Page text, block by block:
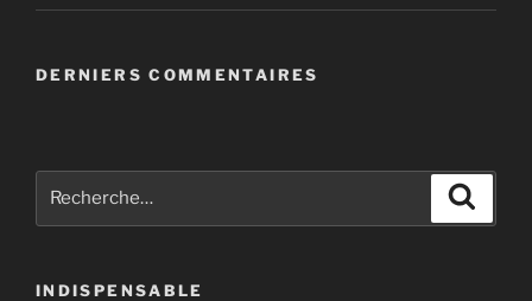
DERNIERS COMMENTAIRES
INDISPENSABLE